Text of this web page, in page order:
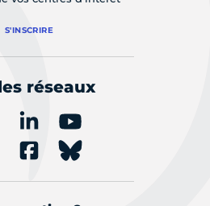
S'INSCRIRE
réseaux